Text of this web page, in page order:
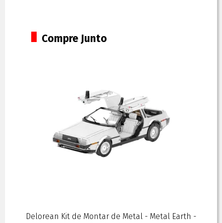
Compre Junto
Delorean Kit de Montar de Metal - Metal Earth -